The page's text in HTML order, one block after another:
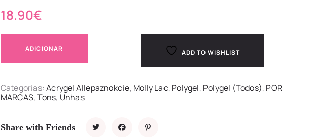
18.90€
ADICIONAR ADD TO WISHLIST
Categorias:Acrygel Allepaznokcie, Molly Lac, Polygel, Polygel (Todos), POR
MARCAS, Tons, Unhas
Share with Friends